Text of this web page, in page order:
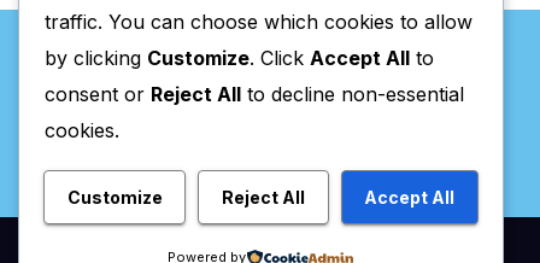
Valpaços Online
traffic. You can choose which cookies to allow
by clicking Customize. Click Accept All to
consent or Reject All to decline non-essential
cookies.
Customize Reject All Accept All
Powered by